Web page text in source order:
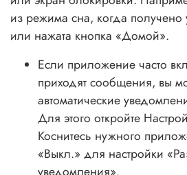
из режима сна, когда
или нажата кнопка «Домой».
Если приложение часто
приходят сообщения, вы
автоматические
Для этого откройте
Коснитесь нужного
«Выкл.» для настройки
уведомления».